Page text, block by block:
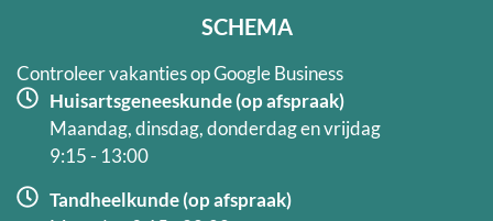
k
-
f
a
m
SCHEMA
Controleer vakanties op Google Business
Huisartsgeneeskunde (op afspraak)
Maandag, dinsdag, donderdag en vrijdag
9:15 - 13:00
Tandheelkunde (op afspraak)